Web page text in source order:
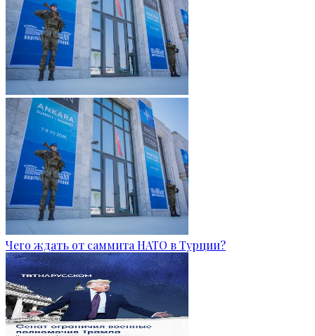
Чего ждать от саммита НАТО в Турции?